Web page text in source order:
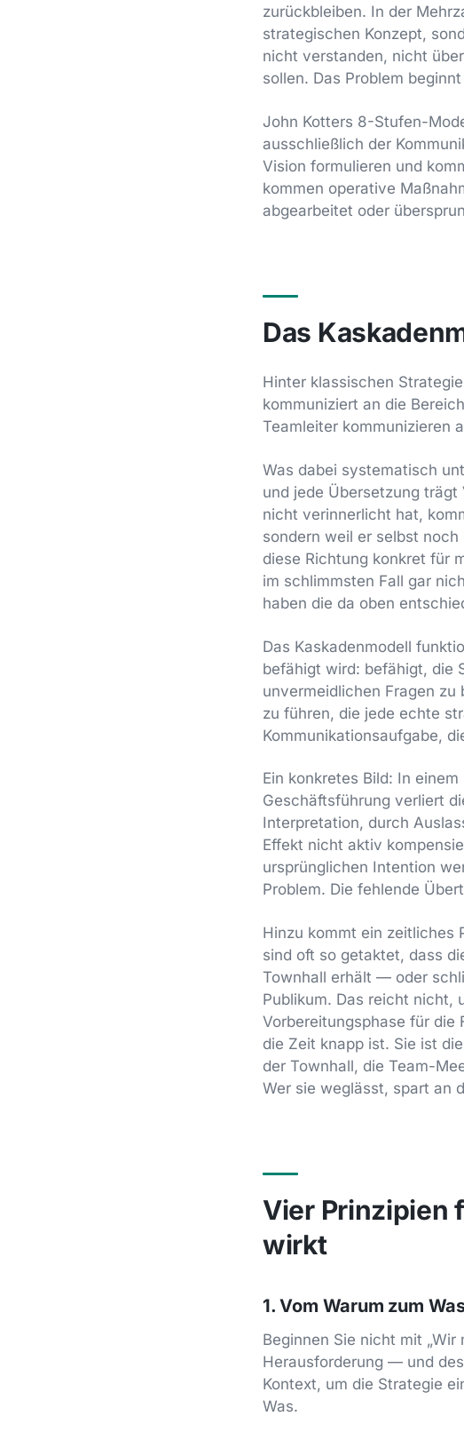
zurückbleiben. In der
strategischen Konzept,
nicht verstanden, nicht
sollen. Das Problem
John Kotters 8-Stufen-
ausschließlich der
Vision formulieren und
kommen operative
abgearbeitet oder
Das
Hinter klassischen
kommuniziert an die
Teamleiter kommunizieren
Was dabei systematisch
und jede Übersetzung
nicht verinnerlicht hat,
sondern weil er selbst
diese Richtung konkret für
im schlimmsten Fall gar
haben die da oben
Das Kaskadenmodell
befähigt wird: befähigt, die
unvermeidlichen Fragen
zu führen, die jede echte
Kommunikationsaufgabe,
Ein konkretes Bild: In
Geschäftsführung verliert
Interpretation, durch
Effekt nicht aktiv
ursprünglichen Intention
Problem. Die fehlende
Hinzu kommt ein zeitliches
sind oft so getaktet, dass
Townhall erhält — oder
Publikum. Das reicht nicht,
Vorbereitungsphase für die
die Zeit knapp ist. Sie ist
der Townhall, die Team-
Wer sie weglässt, spart an
Vier Prinzipien
wirkt
1. Vom Warum zum
Beginnen Sie nicht mit
Herausforderung — und
Kontext, um die Strategie
Was.